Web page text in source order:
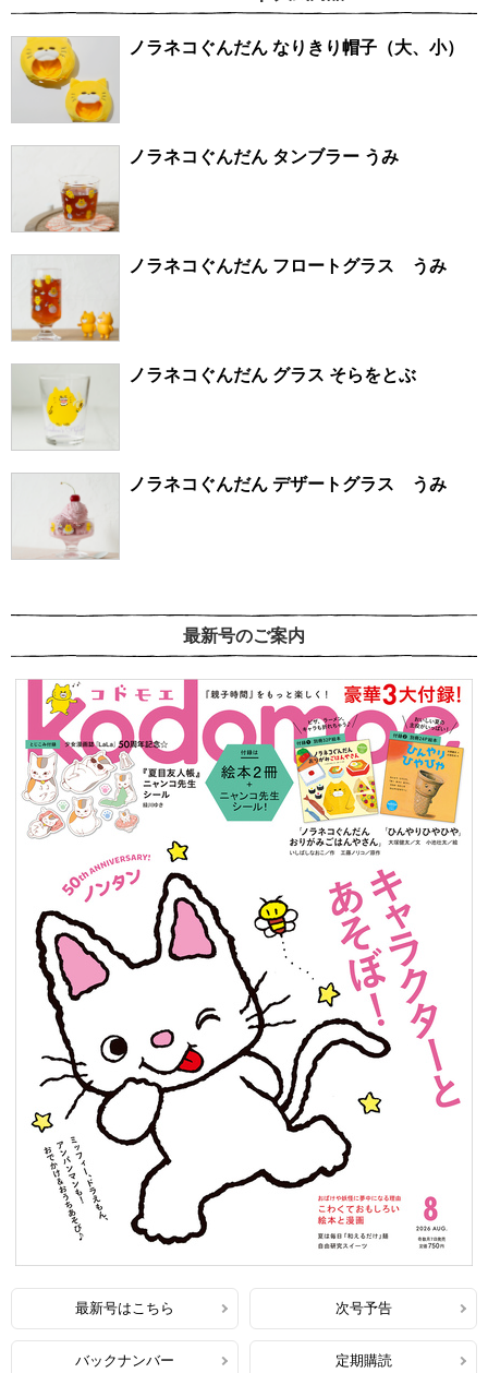
ノラネコぐんだん なりきり帽子（大、小）
ノラネコぐんだん タンブラー うみ
ノラネコぐんだん フロートグラス うみ
ノラネコぐんだん グラス そらをとぶ
ノラネコぐんだん デザートグラス うみ
最新号のご案内
最新号はこちら 次号予告
バックナンバー 定期購読